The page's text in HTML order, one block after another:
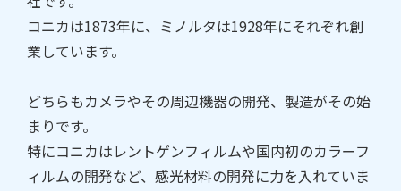
コニカは1873年に、ミノルタは1928年にそれぞれ創
業しています。
どちらもカメラやその周辺機器の開発、製造がその始
まりです。
特にコニカはレントゲンフィルムや国内初のカラーフ
ィルムの開発など、感光材料の開発に力を入れていま